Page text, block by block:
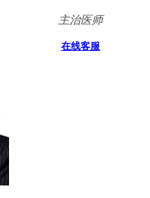
主治医师
在线客服